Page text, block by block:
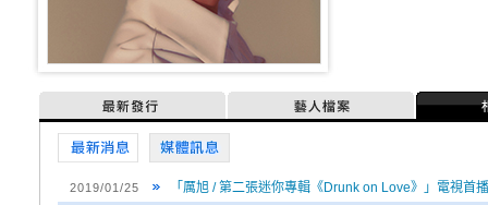
最新發行 藝人檔案
最新消息 媒體訊息
2019/01/25 「厲旭 / 第二張迷你專輯《Drunk on Love》」電視首